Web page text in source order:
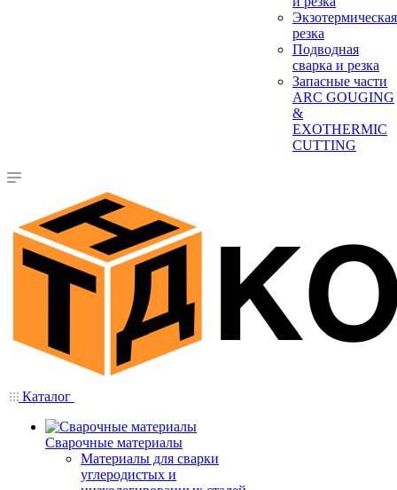
Экзотермическая
резка
Подводная
сварка и резка
Запасные части
ARC GOUGING
&
EXOTHERMIC
CUTTING
Каталог
Сварочные материалы
Материалы для сварки
углеродистых и